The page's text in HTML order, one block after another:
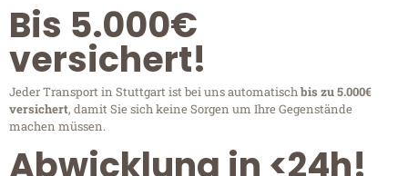
Bis 5.000€
versichert!
Jeder Transport in Stuttgart ist bei uns automatischbis zu 5.000€
versichert, damit Sie sich keine Sorgen um Ihre Gegenstände
machen müssen.
Abwicklung in <24h!